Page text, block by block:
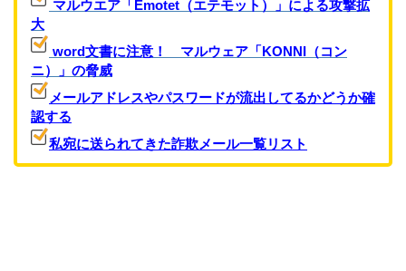
マルウエア「Emotet（エテモット）」による攻撃拡
大
word文書に注意！ マルウェア「KONNI（コン
ニ）」の脅威
メールアドレスやパスワードが流出してるかどうか確
認する
私宛に送られてきた詐欺メール一覧リスト